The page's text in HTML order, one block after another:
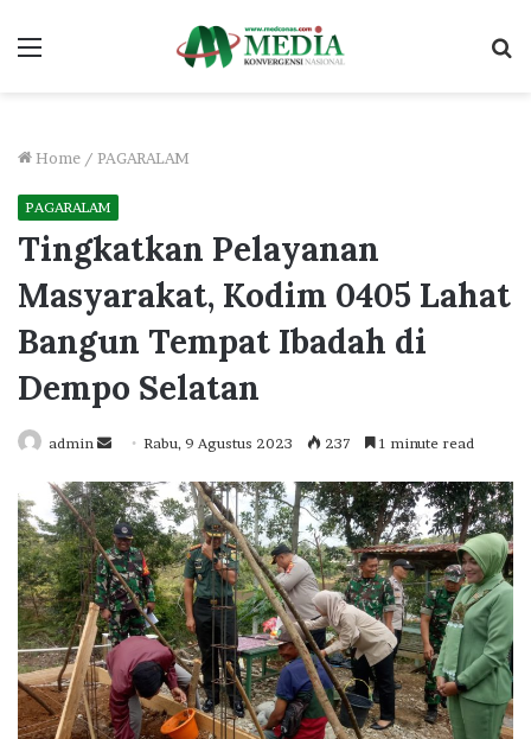
Menu
Home / PAGARALAM
PAGARALAM
Tingkatkan Pelayanan
Masyarakat, Kodim 0405 Lahat
Bangun Tempat Ibadah di
Dempo Selatan
admin
Send
email
Rabu, 9 Agustus 2023 237 1 minute read